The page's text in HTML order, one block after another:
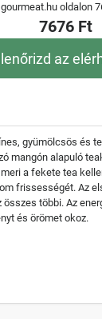
oldalon
7676 Ft
az
gyümölcsös és
mangón alapuló
a fekete tea
frissességét. Az
összes többi. Az
és örömet okoz.